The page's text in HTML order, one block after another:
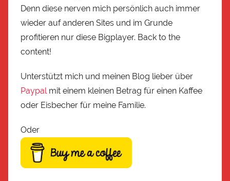
Denn diese nerven mich persönlich auch immer
wieder auf anderen Sites und im Grunde
profitieren nur diese Bigplayer. Back to the
content!
Unterstützt mich und meinen Blog lieber über
Paypalmit einem kleinen Betrag für einen Kaffee
oder Eisbecher für meine Familie.
Oder